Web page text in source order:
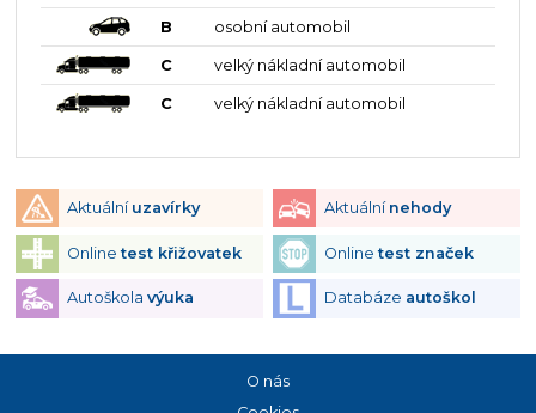
B osobní automobil
C velký nákladní automobil
C velký nákladní automobil
Aktuální uzavírky Aktuální nehody
Onlinetest křižovatek Onlinetest značek
Autoškola výuka Databáze autoškol
O nás